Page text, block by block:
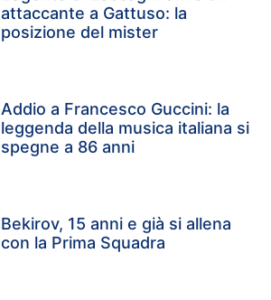
attaccante a Gattuso: la
posizione del mister
Addio a Francesco Guccini: la
leggenda della musica italiana si
spegne a 86 anni
Bekirov, 15 anni e già si allena
con la Prima Squadra